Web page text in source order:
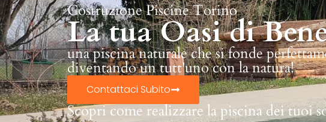
Costruzione Piscine Torino
La tua Oasi di
una piscina naturale che si fonde
diventando un tutt'uno con la natura!
Contattaci Subito
Scopri come realizzare la piscina dei tuoi